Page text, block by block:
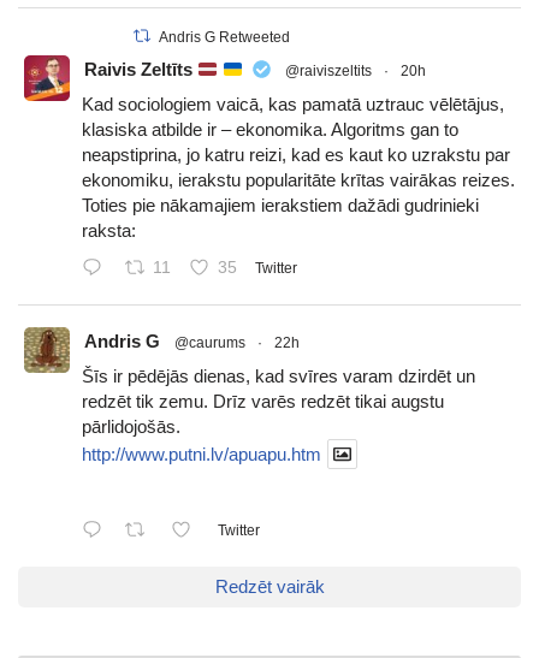
Andris G Retweeted
Raivis Zeltīts @raiviszeltits · 20h
Kad sociologiem vaicā, kas pamatā uztrauc vēlētājus,
klasiska atbilde ir – ekonomika. Algoritms gan to
neapstiprina, jo katru reizi, kad es kaut ko uzrakstu par
ekonomiku, ierakstu popularitāte krītas vairākas reizes.
Toties pie nākamajiem ierakstiem dažādi gudrinieki
raksta:
11 35 Twitter
Andris G @caurums · 22h
Šīs ir pēdējās dienas, kad svīres varam dzirdēt un
redzēt tik zemu. Drīz varēs redzēt tikai augstu
pārlidojošās.
http://www.putni.lv/apuapu.htm
Twitter
Redzēt vairāk